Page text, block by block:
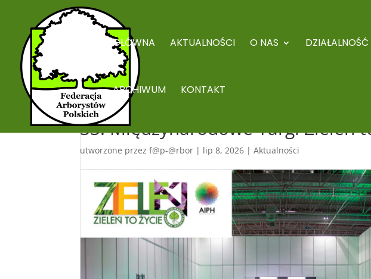
GŁÓWNA AKTUALNOŚCI O NAS DZIAŁALNOŚĆ
ARCHIWUM KONTAKT
33. Międzynarodowe Targi Zieleń
utworzone przezf@p-@rbor | lip 8, 2026 |Aktualności